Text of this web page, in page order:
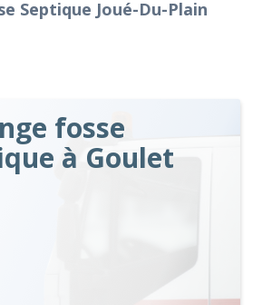
Septique Joué-Du-Plain
fosse
à Goulet